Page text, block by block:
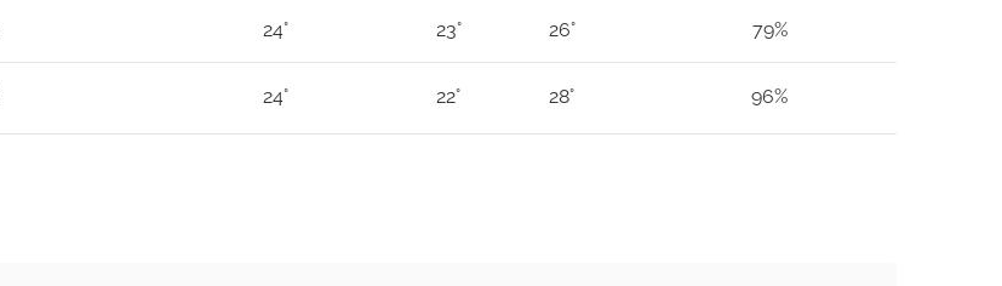
24° 23° 26° 79%
24° 22° 28° 96%